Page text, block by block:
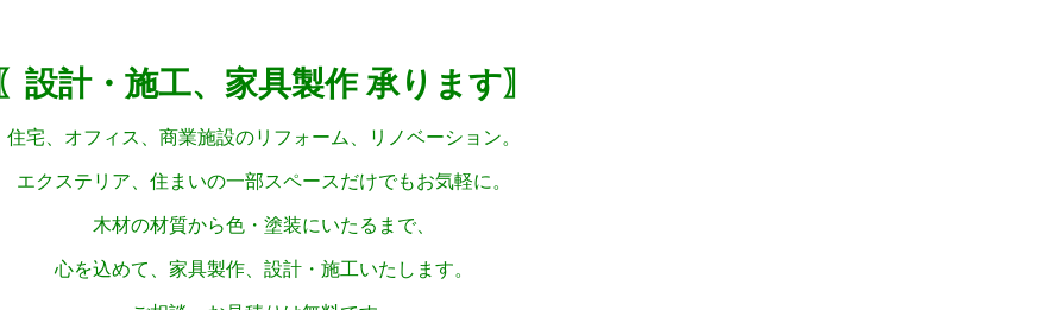
〖設計・施工、家具製作 承ります〗
住宅、オフィス、商業施設のリフォーム、リノベーション。
エクステリア、住まいの一部スペースだけでもお気軽に。
木材の材質から色・塗装にいたるまで、
心を込めて、家具製作、設計・施工いたします。